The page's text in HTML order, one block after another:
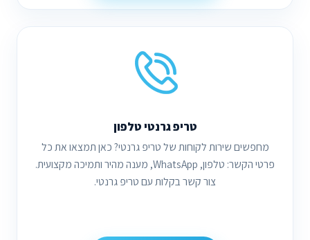
טריפ גרנטי טלפון
מחפשים שירות לקוחות של טריפ גרנטי? כאן תמצאו את כל
פרטי הקשר: טלפון, WhatsApp, מענה מהיר ותמיכה מקצועית.
צור קשר בקלות עם טריפ גרנטי.